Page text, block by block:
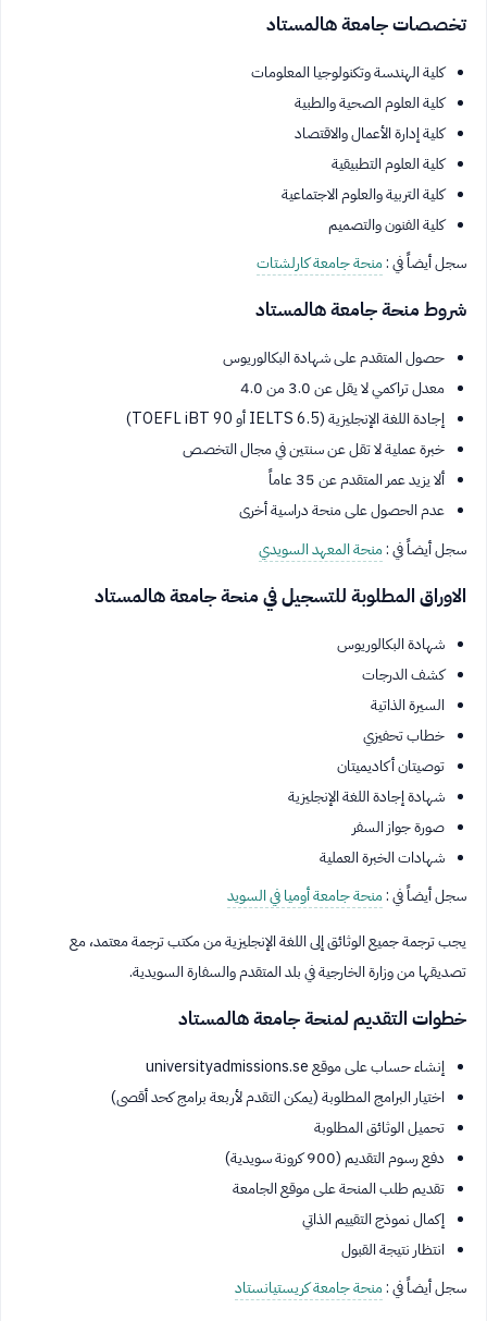
تخصصات جامعة هالمستاد
كلية الهندسة وتكنولوجيا المعلومات
كلية العلوم الصحية والطبية
كلية إدارة الأعمال والاقتصاد
كلية العلوم التطبيقية
كلية التربية والعلوم الاجتماعية
كلية الفنون والتصميم
سجل أيضاً في :منحة جامعة كارلشتات
شروط منحة جامعة هالمستاد
حصول المتقدم على شهادة البكالوريوس
معدل تراكمي لا يقل عن 3.0 من 4.0
إجادة اللغة الإنجليزية (IELTS 6.5 أو TOEFL iBT 90)
خبرة عملية لا تقل عن سنتين في مجال التخصص
ألا يزيد عمر المتقدم عن 35 عاماً
عدم الحصول على منحة دراسية أخرى
سجل أيضاً في :منحة المعهد السويدي
الاوراق المطلوبة للتسجيل في منحة جامعة هالمستاد
شهادة البكالوريوس
كشف الدرجات
السيرة الذاتية
خطاب تحفيزي
توصيتان أكاديميتان
شهادة إجادة اللغة الإنجليزية
صورة جواز السفر
شهادات الخبرة العملية
سجل أيضاً في :منحة جامعة أوميا في السويد
يجب ترجمة جميع الوثائق إلى اللغة الإنجليزية من مكتب ترجمة معتمد، مع
تصديقها من وزارة الخارجية في بلد المتقدم والسفارة السويدية.
خطوات التقديم لمنحة جامعة هالمستاد
إنشاء حساب على موقع universityadmissions.se
اختيار البرامج المطلوبة (يمكن التقدم لأربعة برامج كحد أقصى)
تحميل الوثائق المطلوبة
دفع رسوم التقديم (900 كرونة سويدية)
تقديم طلب المنحة على موقع الجامعة
إكمال نموذج التقييم الذاتي
انتظار نتيجة القبول
سجل أيضاً في :منحة جامعة كريستيانستاد